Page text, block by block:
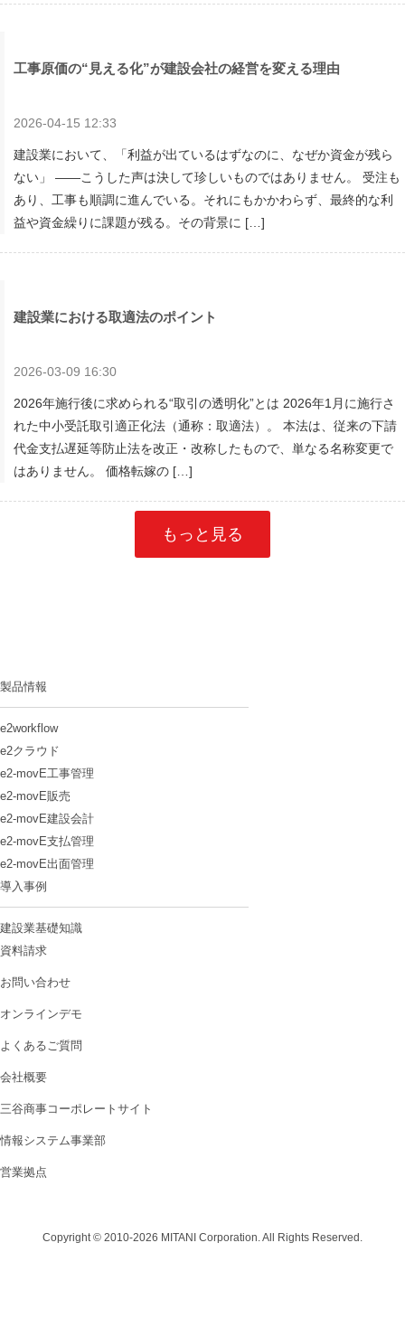
工事原価の“見える化”が建設会社の経営を変える理由
2026-04-15 12:33
建設業において、「利益が出ているはずなのに、なぜか資金が残ら
ない」 ――こうした声は決して珍しいものではありません。 受注も
あり、工事も順調に進んでいる。それにもかかわらず、最終的な利
益や資金繰りに課題が残る。その背景に […]
建設業における取適法のポイント
2026-03-09 16:30
2026年施行後に求められる“取引の透明化”とは 2026年1月に施行さ
れた中小受託取引適正化法（通称：取適法）。 本法は、従来の下請
代金支払遅延等防止法を改正・改称したもので、単なる名称変更で
はありません。 価格転嫁の […]
もっと見る
製品情報
e2workflow
e2クラウド
e2-movE工事管理
e2-movE販売
e2-movE建設会計
e2-movE支払管理
e2-movE出面管理
導入事例
建設業基礎知識
資料請求
お問い合わせ
オンラインデモ
よくあるご質問
会社概要
三谷商事コーポレートサイト
情報システム事業部
営業拠点
Copyright © 2010-2026 MITANI Corporation. All Rights Reserved.